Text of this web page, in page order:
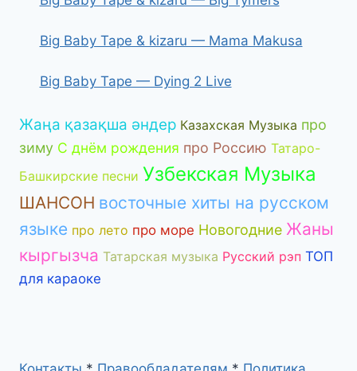
Big Baby Tape & kizaru — Mama Makusa
Big Baby Tape — Dying 2 Live
Жаңа қазақша әндер Казахская Музыка про
зиму С днём рождения про Россию Татаро-
Башкирские песни Узбекская Музыка
ШАНСОН восточные хиты на русском
языке про лето про море Новогодние Жаны
кыргызча Татарская музыка Русский рэп ТОП
для караоке